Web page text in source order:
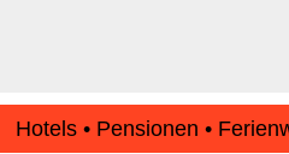
Hotels • Pensionen •